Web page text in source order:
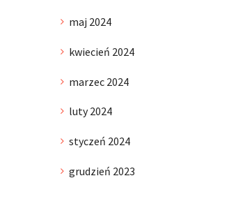
maj 2024
kwiecień 2024
marzec 2024
luty 2024
styczeń 2024
grudzień 2023